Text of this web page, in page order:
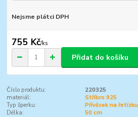
Nejsme plátci DPH
755 Kč/ks
Přidat do košíku
Číslo produktu:
220325
materiál:
Stříbro 925
Typ šperku:
Přívěsek na řetízku
Délka:
50 cm